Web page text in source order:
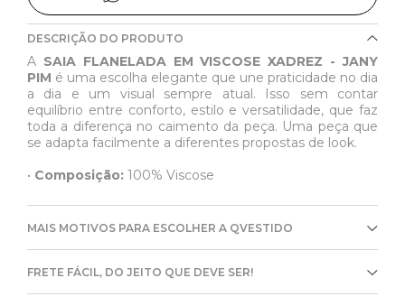
DESCRIÇÃO DO PRODUTO
A SAIA FLANELADA EM VISCOSE XADREZ - JANY
PIM é uma escolha elegante que une praticidade no dia
a dia e um visual sempre atual. Isso sem contar
equilíbrio entre conforto, estilo e versatilidade, que faz
toda a diferença no caimento da peça. Uma peça que
se adapta facilmente a diferentes propostas de look.
• Composição: 100% Viscose
MAIS MOTIVOS PARA ESCOLHER A QVESTIDO
FRETE FÁCIL, DO JEITO QUE DEVE SER!